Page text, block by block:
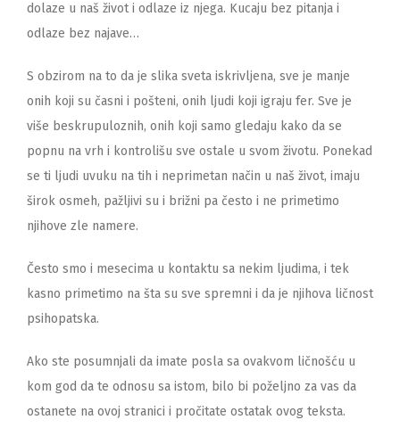
dolaze u naš život i odlaze iz njega. Kucaju bez pitanja i
odlaze bez najave…
S obzirom na to da je slika sveta iskrivljena, sve je manje
onih koji su časni i pošteni, onih ljudi koji igraju fer. Sve je
više beskrupuloznih, onih koji samo gledaju kako da se
popnu na vrh i kontrolišu sve ostale u svom životu. Ponekad
se ti ljudi uvuku na tih i neprimetan način u naš život, imaju
širok osmeh, pažljivi su i brižni pa često i ne primetimo
njihove zle namere.
Često smo i mesecima u kontaktu sa nekim ljudima, i tek
kasno primetimo na šta su sve spremni i da je njihova ličnost
psihopatska.
Ako ste posumnjali da imate posla sa ovakvom ličnošću u
kom god da te odnosu sa istom, bilo bi poželjno za vas da
ostanete na ovoj stranici i pročitate ostatak ovog teksta.